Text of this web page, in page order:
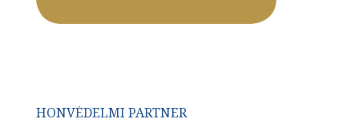
HONVÉDELMI PARTNER